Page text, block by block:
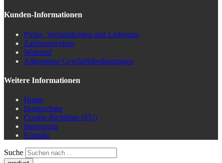
Kunden-Informationen
Preise, Versandkosten und Lieferung
Zahlungsweisen
Widerruf
Allgemeine Geschäftsbedingungen
Weitere Informationen
Home
Datenschutz
Cookie-Richtlinie (EU)
Impressum
Kontakt
Suche